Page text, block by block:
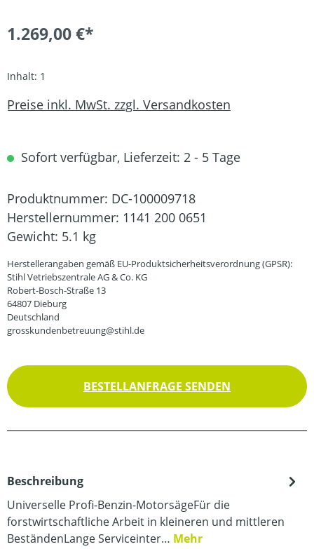
1.269,00 €*
Inhalt: 1
Preise inkl. MwSt. zzgl. Versandkosten
Sofort verfügbar, Lieferzeit: 2 - 5 Tage
Produktnummer: DC-100009718
Herstellernummer: 1141 200 0651
Gewicht: 5.1 kg
Herstellerangaben gemäß EU-Produktsicherheitsverordnung (GPSR):
Stihl Vetriebszentrale AG & Co. KG
Robert-Bosch-Straße 13
64807 Dieburg
Deutschland
grosskundenbetreuung@stihl.de
BESTELLANFRAGE SENDEN
Beschreibung
Universelle Profi-Benzin-MotorsägeFür die
forstwirtschaftliche Arbeit in kleineren und mittleren
BeständenLange Serviceinter… Mehr